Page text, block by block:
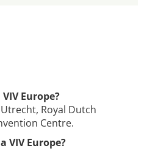
Europe?
Royal Dutch
Centre.
VIV Europe?